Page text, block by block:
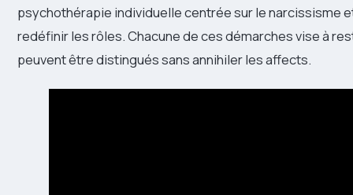
psychothérapie individuelle centrée sur le narcissisme
redéfinir les rôles. Chacune de ces démarches vise à
peuvent être distingués sans annihiler les affects.